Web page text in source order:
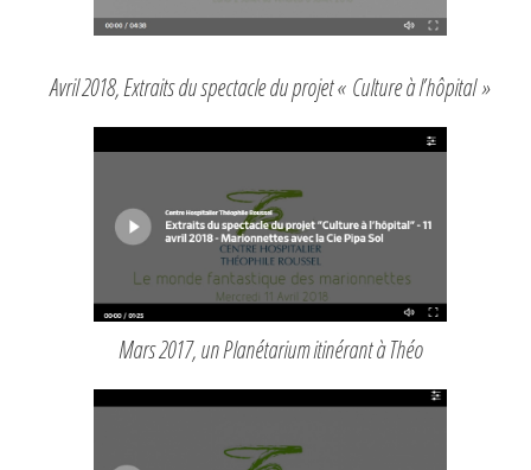
Avril 2018, Extraits du spectacle du projet « Culture à l’hôpital »
Mars 2017, un Planétarium itinérant à Théo